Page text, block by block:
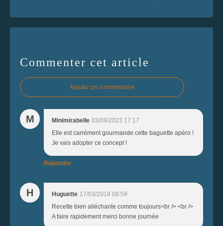
Commenter cet article
Ajouter un commentaire
M Minimirabelle 03/08/2023 17:17
Elle est carrément gourmande cette baguette apéro !
Je vais adopter ce concept !
Répondre
H Huguette 17/03/2018 08:59
Recette bien alléchante comme toujours<br /> <br />
A faire rapidement merci bonne journée